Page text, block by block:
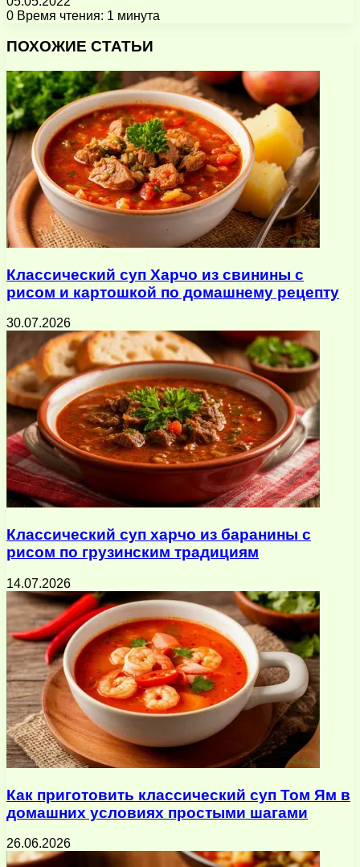
0 Время чтения: 1 минута
через
почту
ПОХОЖИЕ СТАТЬИ
Классический суп Харчо из свинины с
рисом и картошкой по домашнему рецепту
30.07.2026
Классический суп харчо из баранины с
рисом по грузинским традициям
14.07.2026
Как приготовить классический суп Том Ям в
домашних условиях простыми шагами
26.06.2026